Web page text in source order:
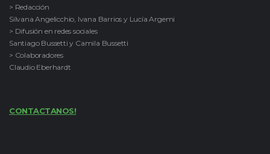
> Redacción
Silvana Angelicchio, Ivana Barrios y Lucía Argemi
> Difusión en redes sociales
Santiago Bussetti y Camila Bussetti
> Colaboradores
Claudio Eberhardt
CONTACTANOS!